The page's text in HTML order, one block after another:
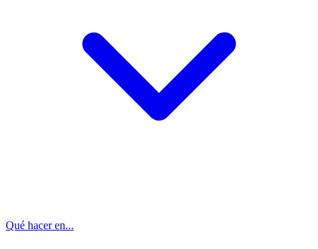
Qué hacer en...